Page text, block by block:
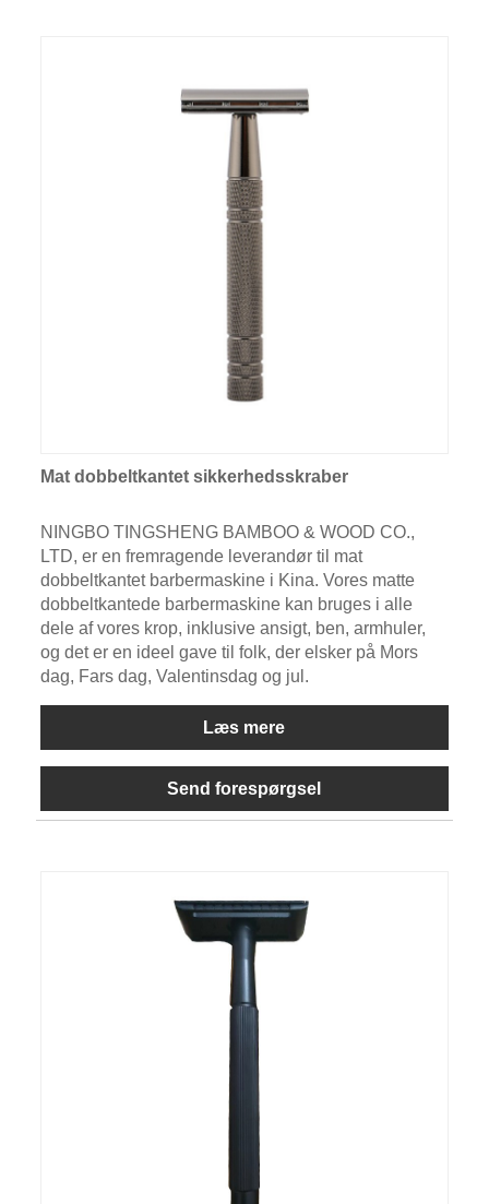
Mat dobbeltkantet sikkerhedsskraber
NINGBO TINGSHENG BAMBOO & WOOD CO.,
LTD, er en fremragende leverandør til mat
dobbeltkantet barbermaskine i Kina. Vores matte
dobbeltkantede barbermaskine kan bruges i alle
dele af vores krop, inklusive ansigt, ben, armhuler,
og det er en ideel gave til folk, der elsker på Mors
dag, Fars dag, Valentinsdag og jul.
Læs mere
Send forespørgsel